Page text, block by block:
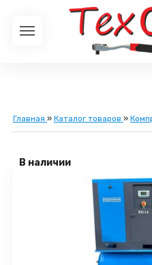
Главная » Каталог товаров »
В наличии